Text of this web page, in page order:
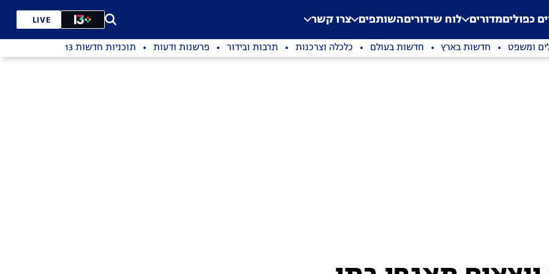
Application error: a
. כפוליםמדורים לוח שידוריםהשותפים צרו קשר LIVE
ומשפט חדשות בארץ חדשות בעולם כלכלה וצרכנות תרבות ובידור פרשנות ודעות תוכניות חדשות 13